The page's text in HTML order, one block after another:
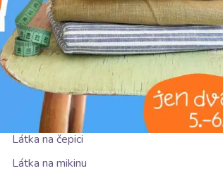
NAVRHOVANÉ POUŽITÍ
Látka na šaty
Látka na tepláky
Látka na čepici
Látka na mikinu